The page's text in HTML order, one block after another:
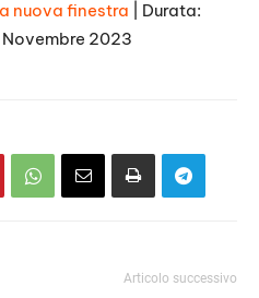
nuova finestra
Durata:
2023
Articolo successivo